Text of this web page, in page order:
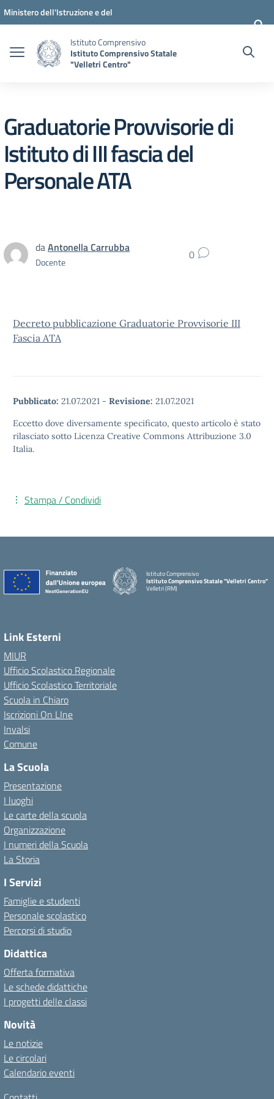
Vai ai contenuti
Vai al menu di navigazione
Vai al footer
Ministero dell'Istruzione e del
Istituto Comprensivo
Istituto Comprensivo Statale
"Velletri Centro"
Graduatorie Provvisorie di
Istituto di III fascia del
Personale ATA
daAntonella Carrubba
Docente 0
Decreto pubblicazione Graduatorie Provvisorie III
Fascia ATA
Pubblicato: 21.07.2021 - Revisione: 21.07.2021
Eccetto dove diversamente specificato, questo articolo è stato
rilasciato sotto Licenza Creative Commons Attribuzione 3.0
Italia.
Stampa / Condividi
Istituto Comprensivo
Istituto Comprensivo Statale "Velletri Centro"
Velletri (RM)
Link Esterni
MIUR
Ufficio Scolastico Regionale
Ufficio Scolastico Territoriale
Scuola in Chiaro
Iscrizioni On LIne
Invalsi
Comune
La Scuola
Presentazione
I luoghi
Le carte della scuola
Organizzazione
I numeri della Scuola
La Storia
I Servizi
Famiglie e studenti
Personale scolastico
Percorsi di studio
Didattica
Offerta formativa
Le schede didattiche
I progetti delle classi
Novità
Le notizie
Le circolari
Calendario eventi